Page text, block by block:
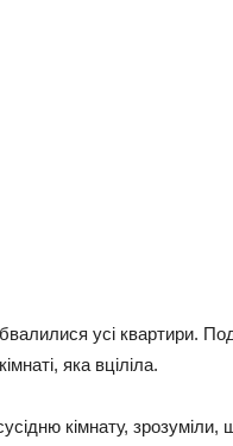
усі квартири.
яка вціліла.
кімнату,